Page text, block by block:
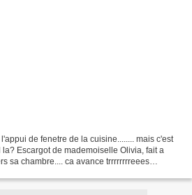
de fenetre de la cuisine........ mais c'est
Escargot de mademoiselle Olivia, fait a
sa chambre.... ca avance trrrrrrrreees